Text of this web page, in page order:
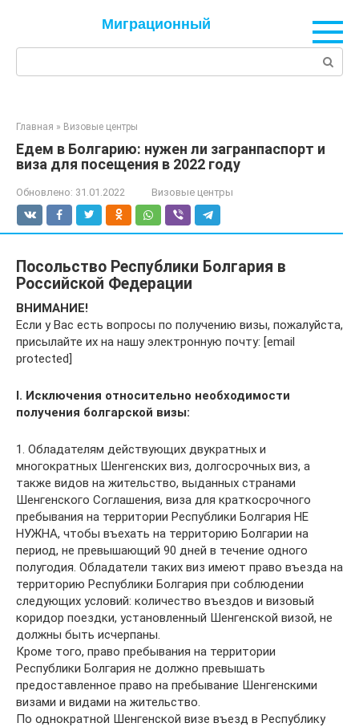
Миграционный
Главная » Визовые центры
Едем в Болгарию: нужен ли загранпаспорт и
виза для посещения в 2022 году
Обновлено: 31.01.2022 Визовые центры
Посольство Республики Болгария в
Российской Федерации
ВНИМАНИЕ!
Если у Вас есть вопросы по получению визы, пожалуйста,
присылайте их на нашу электронную почту: [email
protected]
I. Исключения относительно необходимости
получения болгарской визы:
1. Обладателям действующих двукратных и
многократных Шенгенских виз, долгосрочных виз, а
также видов на жительство, выданных странами
Шенгенского Соглашения, виза для краткосрочного
пребывания на территории Республики Болгария НЕ
НУЖНА, чтобы въехать на территорию Болгарии на
период, не превышающий 90 дней в течение одного
полугодия. Обладатели таких виз имеют право въезда на
территорию Республики Болгария при соблюдении
следующих условий: количество въездов и визовый
коридор поездки, установленный Шенгенской визой, не
должны быть исчерпаны.
Кроме того, право пребывания на территории
Республики Болгария не должно превышать
предоставленное право на пребывание Шенгенскими
визами и видами на жительство.
По однократной Шенгенской визе въезд в Республику